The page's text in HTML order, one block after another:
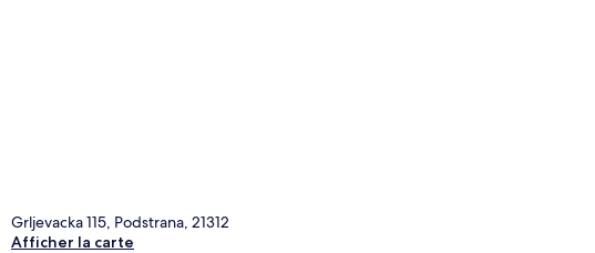
Grljevacka 115, Podstrana, 21312
Afficher la carte